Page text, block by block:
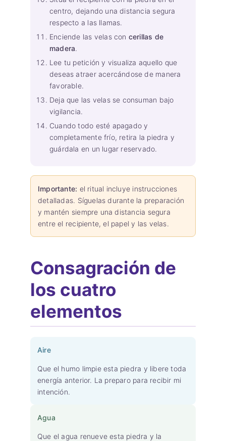
centro, dejando una distancia segura
respecto a las llamas.
Enciende las velas con cerillas de
madera.
Lee tu petición y visualiza aquello que
deseas atraer acercándose de manera
favorable.
Deja que las velas se consuman bajo
vigilancia.
Cuando todo esté apagado y
completamente frío, retira la piedra y
guárdala en un lugar reservado.
Importante: el ritual incluye instrucciones
detalladas. Síguelas durante la preparación
y mantén siempre una distancia segura
entre el recipiente, el papel y las velas.
Consagración de
los cuatro
elementos
Aire
Que el humo limpie esta piedra y libere toda
energía anterior. La preparo para recibir mi
intención.
Agua
Que el agua renueve esta piedra y la